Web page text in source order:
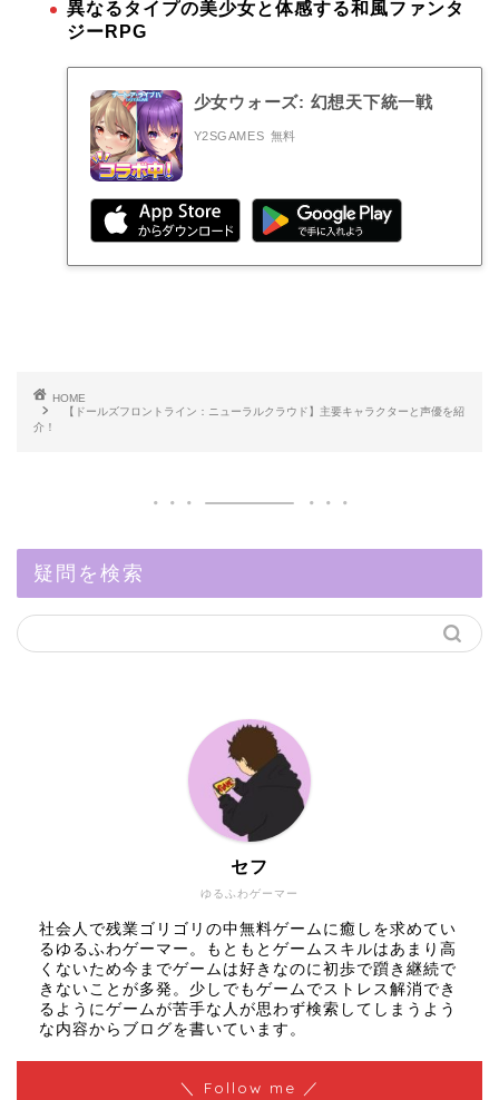
異なるタイプの美少女と体感する和風ファンタ
ジーRPG
少女ウォーズ: 幻想天下統一戦
Y2SGAMES 無料
HOME
【ドールズフロントライン：ニューラルクラウド】主要キャラクターと声優を紹
介！
疑問を検索
ゆるふわゲーマー
セフ
社会人で残業ゴリゴリの中無料ゲームに癒しを求めてい
るゆるふわゲーマー。もともとゲームスキルはあまり高
くないため今までゲームは好きなのに初歩で躓き継続で
きないことが多発。少しでもゲームでストレス解消でき
るようにゲームが苦手な人が思わず検索してしまうよう
な内容からブログを書いています。
＼ Follow me ／